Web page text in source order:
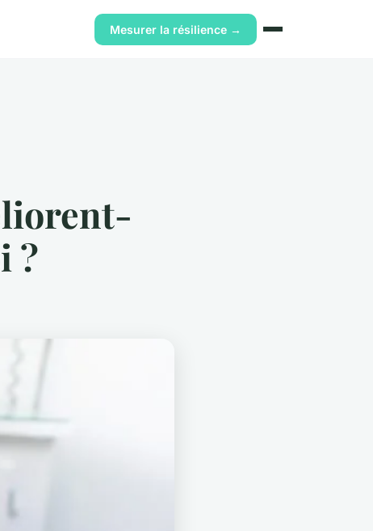
Mesurer la résilience →
?